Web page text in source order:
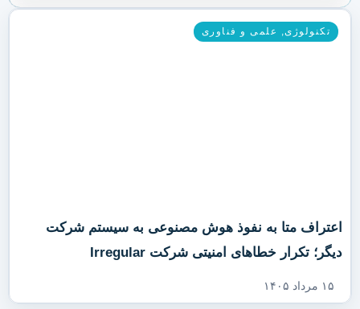
اعتراف متا به نفوذ هوش مصنوعی به سیستم شرکت
دیگر؛ تکرار خطاهای امنیتی شرکت Irregular
۱۵ مرداد ۱۴۰۵
تکنولوژی علمی و فناوری